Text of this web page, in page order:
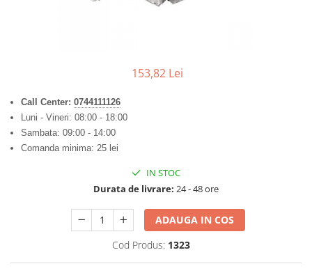
Cricuri trapezoidale
Feon Electric
Generatoare curent
Motoare electrice
Polizoare
Pompe
Rotopercutoare si bormasini
Taiat gresie si faianta
Ventilatoare radiatoare
umidificatoare
153,82 Lei
Call Center: 0744111126
Luni - Vineri: 08:00 - 18:00
Sambata: 09:00 - 14:00
Comanda minima: 25 lei
IN STOC
Durata de livrare: 24 - 48 ore
ADAUGA IN COS
Cod Produs: 1323